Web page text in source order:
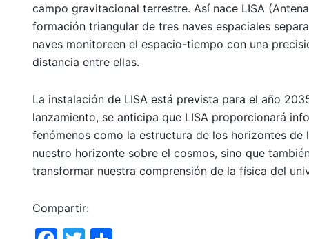
campo gravitacional terrestre. Así nace LISA
formación triangular de tres naves espaciales
naves monitoreen el espacio-tiempo con una
distancia entre ellas.
La instalación de LISA está prevista para el año
lanzamiento, se anticipa que LISA proporcionará
fenómenos como la estructura de los horizontes
nuestro horizonte sobre el cosmos, sino que
transformar nuestra comprensión de la física del
Compartir: